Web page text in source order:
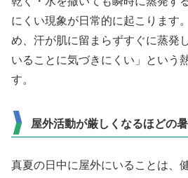
にくい現象が日常的に起こります
め、汗が肌に留まらずすぐに蒸発
いることに気づきにくい」という
す。
屋外活動が厳しくなるほどの
真夏の日中に屋外にいることは、